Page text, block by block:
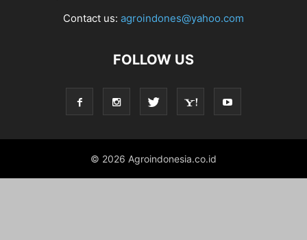
Contact us: agroindones@yahoo.com
FOLLOW US
© 2026 Agroindonesia.co.id